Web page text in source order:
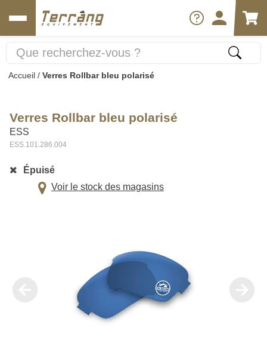
Accueil / Verres Rollbar bleu polarisé
Verres Rollbar bleu polarisé
ESS
ESS.101.286.004
Épuisé
Voir le stock des magasins